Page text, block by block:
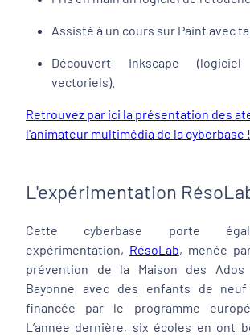
Assisté à un cours sur Paint avec
Découvert Inkscape
vectoriels).
Retrouvez par ici la présentation des
l'animateur multimédia de la cyberbase !
L'expérimentation
Cette cyberbase porte
expérimentation, RésoLab, menée
prévention de la Maison des Ados
Bayonne avec des enfants de
financée par le programme
L’année dernière, six écoles en ont